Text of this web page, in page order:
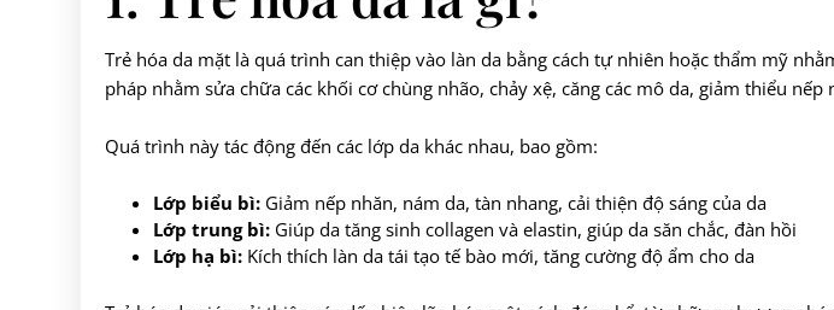
Trẻ hóa da mặt là quá trình can thiệp vào làn da bằng cách tự nhiên hoặc thẩm mỹ
pháp nhằm sửa chữa các khối cơ chùng nhão, chảy xệ, căng các mô da, giảm thiểu
Quá trình này tác động đến các lớp da khác nhau, bao gồm:
Lớp biểu bì: Giảm nếp nhăn, nám da, tàn nhang, cải thiện độ sáng của da
Lớp trung bì: Giúp da tăng sinh collagen và elastin, giúp da săn chắc, đàn hồi
Lớp hạ bì: Kích thích làn da tái tạo tế bào mới, tăng cường độ ẩm cho da